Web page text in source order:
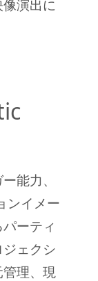
演出に
能力、
ンイメー
ーティ
ェクシ
理、現